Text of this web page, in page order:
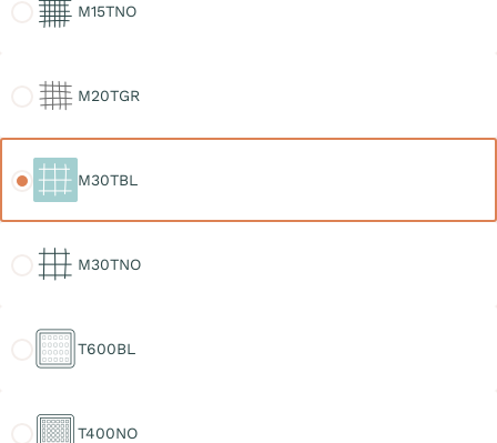
M15TNO
M20TGR
M30TBL
M30TNO
T600BL
T400NO